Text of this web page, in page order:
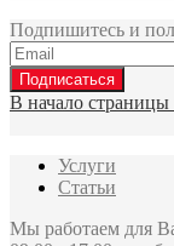
Подпишитесь и
Подписаться
В начало
Услуги
Статьи
Мы работаем для